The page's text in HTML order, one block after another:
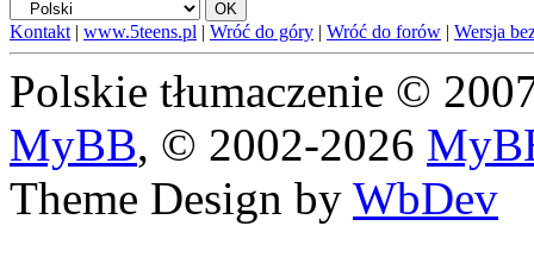
Kontakt | www.5teens.pl | Wróć do góry | Wróć do forów | Wersja
Polskie tłumaczenie ©
MyBB, © 2002-2026
Theme Design by WbDev